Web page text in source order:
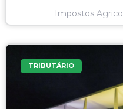
Impostos
TRIBUTÁRIO